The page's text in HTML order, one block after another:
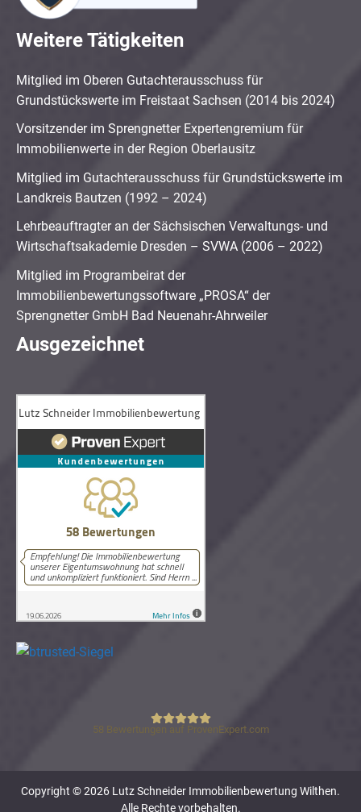
Weitere Tätigkeiten
Mitglied im Oberen Gutachterausschuss für
Grundstückswerte im Freistaat Sachsen (2014 bis 2024)
Vorsitzender im Sprengnetter Expertengremium für
Immobilienwerte in der Region Oberlausitz
Mitglied im Gutachterausschuss für Grundstückswerte im
Landkreis Bautzen (1992 – 2024)
Lehrbeauftragter an der Sächsischen Verwaltungs- und
Wirtschaftsakademie Dresden – SVWA (2006 – 2022)
Mitglied im Programbeirat der
Immobilienbewertungssoftware „PROSA“ der
Sprengnetter GmbH Bad Neuenahr-Ahrweiler
Ausgezeichnet
Lutz Schneider Immobilienbewertung
58 Bewertungen auf ProvenExpert.com
Copyright © 2026 Lutz Schneider Immobilienbewertung Wilthen.
Alle Rechte vorbehalten.